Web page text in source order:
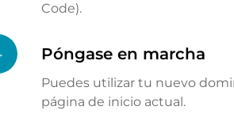
Code).
Póngase en marcha
Puedes utilizar tu nuevo
página de inicio actual.